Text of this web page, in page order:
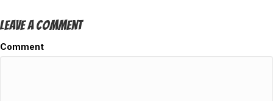
Leave A Comment
Comment